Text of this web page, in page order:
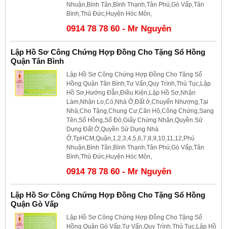
Nhuận,Bình Tân,Bình Thạnh,Tân Phú,Gò Vấp,Tân
Bình,Thủ Đức,Huyện Hóc Môn,
0914 78 78 60 - Mr Nguyên
Lập Hồ Sơ Công Chứng Hợp Đồng Cho Tặng Sổ Hồng
Quận Tân Bình
Lập Hồ Sơ Công Chứng Hợp Đồng Cho Tặng Sổ
Hồng Quận Tân Bình,Tư Vấn,Quy Trình,Thủ Tục,Lập
Hồ Sơ,Hướng Đẫn,Điều Kiện,Lập Hồ Sơ,Nhận
Làm,Nhận Lo,Có,Nhà Ở,Đất ở,Chuyển Nhượng,Tại
Nhà,Cho Tặng,Chung Cư,Căn Hộ,Công Chứng,Sang
Tên,Sổ Hồng,Sổ Đỏ,Giấy Chứng Nhận,Quyền Sử
Dụng Đất Ở,Quyền Sử Dụng Nhà
Ở,TpHCM,Quận,1,2,3,4,5,6,7,8,9,10,11,12,Phú
Nhuận,Bình Tân,Bình Thạnh,Tân Phú,Gò Vấp,Tân
Bình,Thủ Đức,Huyện Hóc Môn,
0914 78 78 60 - Mr Nguyên
Lập Hồ Sơ Công Chứng Hợp Đồng Cho Tặng Sổ Hồng
Quận Gò Vấp
Lập Hồ Sơ Công Chứng Hợp Đồng Cho Tặng Sổ
Hồng Quận Gò Vấp,Tư Vấn,Quy Trình,Thủ Tục,Lập Hồ